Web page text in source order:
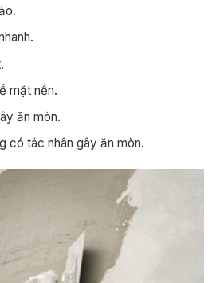
mặt nền.
ăn mòn.
có tác nhân gây ăn mòn.